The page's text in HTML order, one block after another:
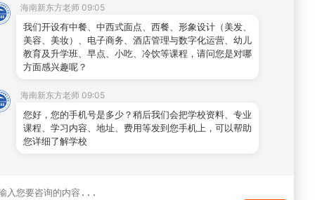
海南新东方老师 09:05
我们开设有中餐、中西式面点、西餐、形象设计（美发、
美容、美妆）、电子商务、酒店管理与数字化运营、幼儿
教育及升学班、早点、小吃、冷饮等课程，请问您是对哪
方面感兴趣呢？
海南新东方老师 09:05
您好，您的手机号是多少？稍后我们会把学校资料、专业
课程、学习内容、地址、费用等发到您手机上，可以帮助
您详细了解学校